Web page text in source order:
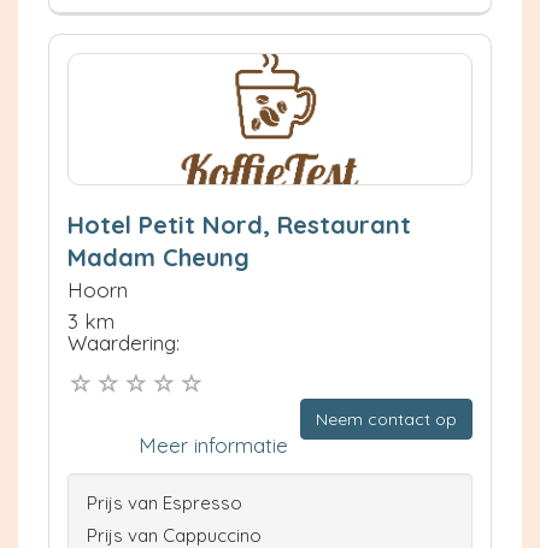
Hotel Petit Nord, Restaurant
Madam Cheung
Hoorn
3 km
Waardering:
Neem contact op
Meer informatie
Prijs van Espresso
Prijs van Cappuccino